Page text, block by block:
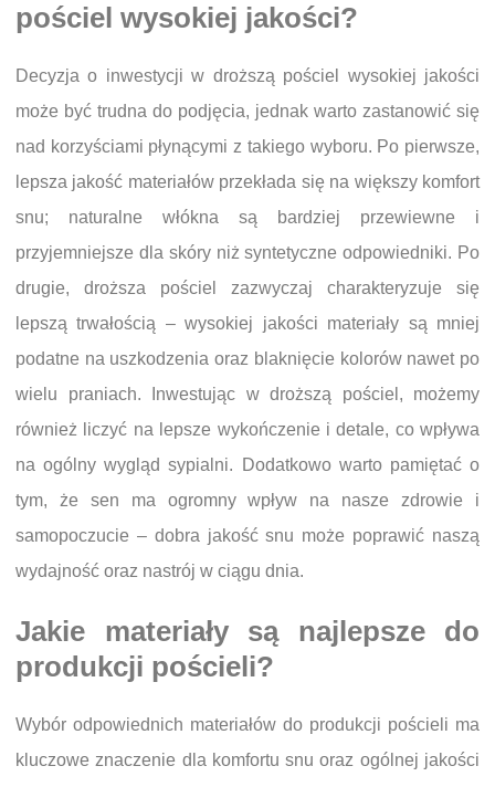
pościel wysokiej jakości?
Decyzja o inwestycji w droższą pościel wysokiej jakości
może być trudna do podjęcia, jednak warto zastanowić się
nad korzyściami płynącymi z takiego wyboru. Po pierwsze,
lepsza jakość materiałów przekłada się na większy komfort
snu; naturalne włókna są bardziej przewiewne i
przyjemniejsze dla skóry niż syntetyczne odpowiedniki. Po
drugie, droższa pościel zazwyczaj charakteryzuje się
lepszą trwałością – wysokiej jakości materiały są mniej
podatne na uszkodzenia oraz blaknięcie kolorów nawet po
wielu praniach. Inwestując w droższą pościel, możemy
również liczyć na lepsze wykończenie i detale, co wpływa
na ogólny wygląd sypialni. Dodatkowo warto pamiętać o
tym, że sen ma ogromny wpływ na nasze zdrowie i
samopoczucie – dobra jakość snu może poprawić naszą
wydajność oraz nastrój w ciągu dnia.
Jakie materiały są najlepsze do
produkcji pościeli?
Wybór odpowiednich materiałów do produkcji pościeli ma
kluczowe znaczenie dla komfortu snu oraz ogólnej jakości